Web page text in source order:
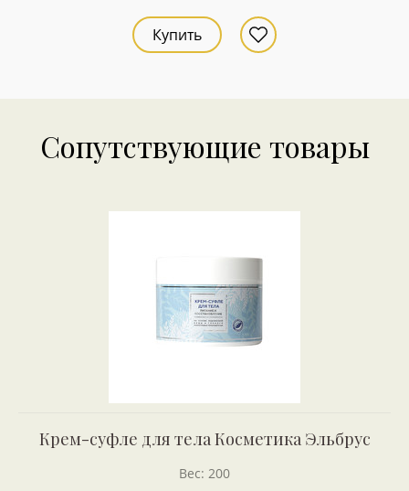
Купить
Сопутствующие товары
Крем-суфле для тела Косметика Эльбрус
Вес: 200